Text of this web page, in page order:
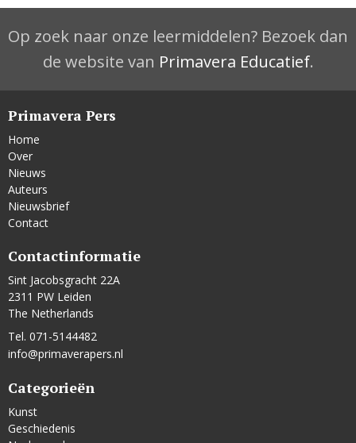
Op zoek naar onze leermiddelen? Bezoek dan
de website van Primavera Educatief.
Primavera Pers
Home
Over
Nieuws
Auteurs
Nieuwsbrief
Contact
Contactinformatie
Sint Jacobsgracht 22A
2311 PW Leiden
The Netherlands
Tel. 071-5144482
info@primaverapers.nl
Categorieën
Kunst
Geschiedenis